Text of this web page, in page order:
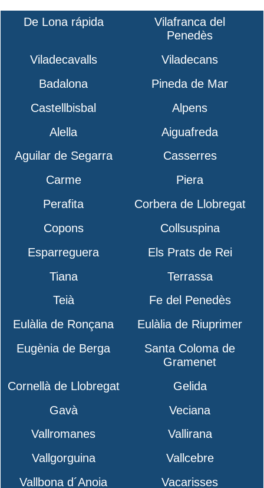
De Lona rápida
Vilafranca del
Penedès
Viladecavalls
Viladecans
Badalona
Pineda de Mar
Castellbisbal
Alpens
Alella
Aiguafreda
Aguilar de Segarra
Casserres
Carme
Piera
Perafita
Corbera de Llobregat
Copons
Collsuspina
Esparreguera
Els Prats de Rei
Tiana
Terrassa
Teià
Fe del Penedès
Eulàlia de Ronçana
Eulàlia de Riuprimer
Eugènia de Berga
Santa Coloma de
Gramenet
Cornellà de Llobregat
Gelida
Gavà
Veciana
Vallromanes
Vallirana
Vallgorguina
Vallcebre
Vallbona d´Anoia
Vacarisses